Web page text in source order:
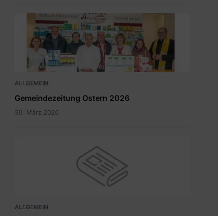
April
2026_INT.pdf
ALLGEMEIN
Gemeindezeitung Ostern 2026
30. März 2026
ALLGEMEIN